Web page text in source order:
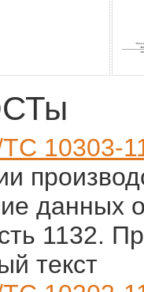
10303-
данных
1132.
текст